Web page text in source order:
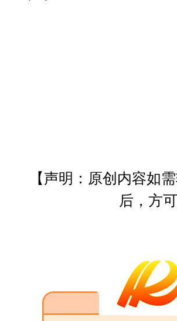
【声明：原创内容如
后，方